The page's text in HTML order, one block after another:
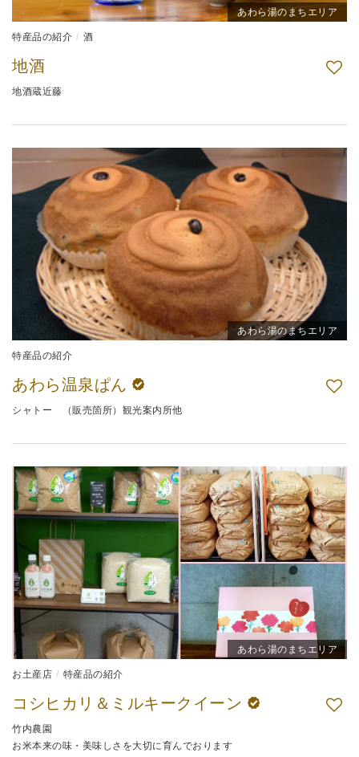
あわら湯のまちエリア
特産品の紹介 酒
地酒
地酒蔵近藤
あわら湯のまちエリア
特産品の紹介
あわら温泉ぱん
シャトー （販売箇所）観光案内所他
あわら湯のまちエリア
お土産店 特産品の紹介
コシヒカリ＆ミルキークイーン
竹内農園
お米本来の味・美味しさを大切に育んでおります